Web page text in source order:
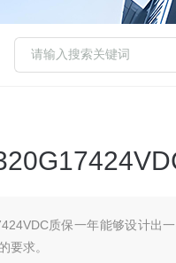
质保一年能够设计出
要求。